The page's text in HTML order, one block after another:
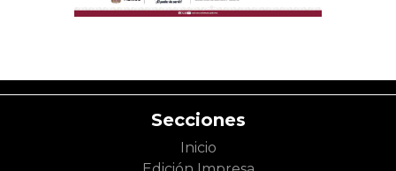
Secciones
Inicio